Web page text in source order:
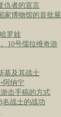
仇者的宣言
家博物馆的首批展
罗娃
10号儒拉维奇游
基及其战士
阿纳宁
击手稿的方式
名战士的战功